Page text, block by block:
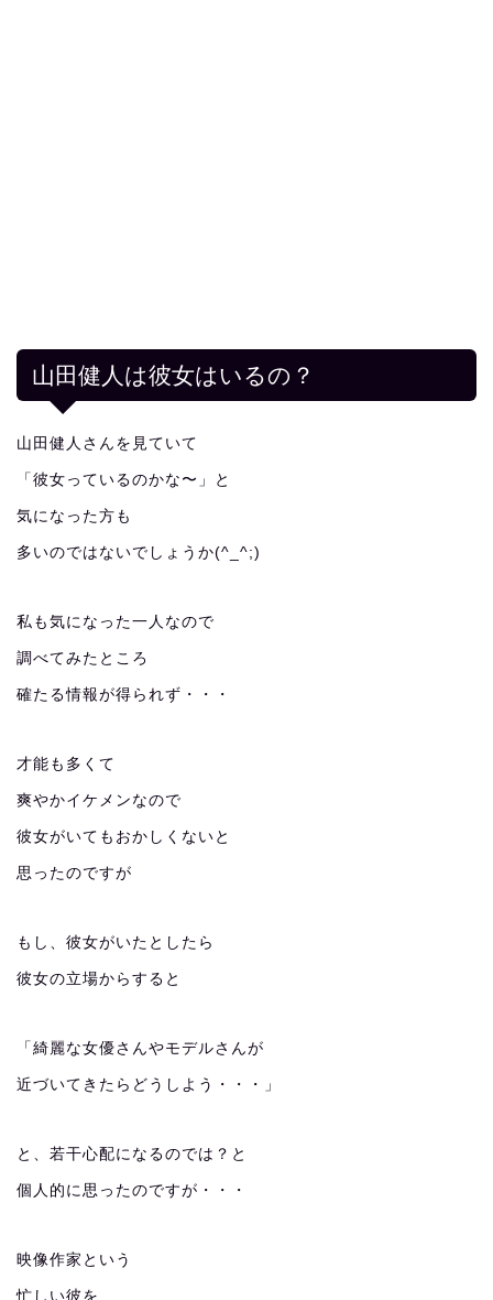
山田健人は彼女はいるの？
山田健人さんを見ていて
「彼女っているのかな〜」と
気になった方も
多いのではないでしょうか(^_^;)
私も気になった一人なので
調べてみたところ
確たる情報が得られず・・・
才能も多くて
爽やかイケメンなので
彼女がいてもおかしくないと
思ったのですが
もし、彼女がいたとしたら
彼女の立場からすると
「綺麗な女優さんやモデルさんが
近づいてきたらどうしよう・・・」
と、若干心配になるのでは？と
個人的に思ったのですが・・・
映像作家という
忙しい彼を